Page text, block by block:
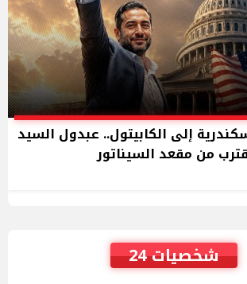
إلى الكابيتول.. عبدول السيد
من مقعد السيناتور
شخصيات 24